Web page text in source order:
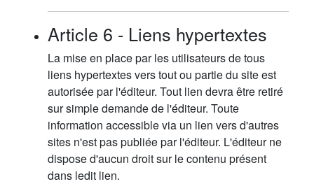
Article 6 - Liens hypertextes
La mise en place par les utilisateurs de tous
liens hypertextes vers tout ou partie du site est
autorisée par l'éditeur. Tout lien devra être retiré
sur simple demande de l'éditeur. Toute
information accessible via un lien vers d'autres
sites n'est pas publiée par l'éditeur. L'éditeur ne
dispose d'aucun droit sur le contenu présent
dans ledit lien.